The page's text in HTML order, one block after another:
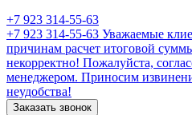
+7 923 314-55-63
+7 923 314-55-63 Уважаемые
причинам расчет итоговой суммы
некорректно! Пожалуйста,
менеджером. Приносим
неудобства!
Заказать звонок